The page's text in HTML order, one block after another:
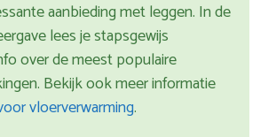
aanbieding met leggen. In de
lees je stapsgewijs
over de meest populaire
Bekijk ook meer informatie
vloerverwarming.